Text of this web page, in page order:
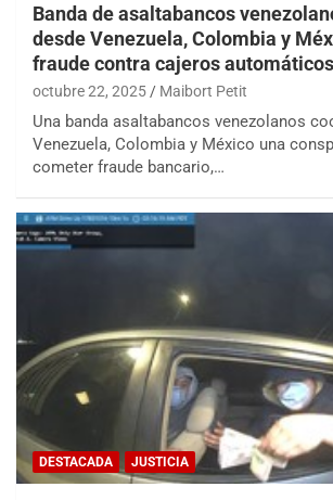
Banda de asaltabancos
desde Venezuela, Colombia y
fraude contra cajeros automáticos
octubre 22, 2025 Maibort Petit
Una banda asaltabancos venezolanos
Venezuela, Colombia y México una
cometer fraude bancario,…
DESTACADA JUSTICIA